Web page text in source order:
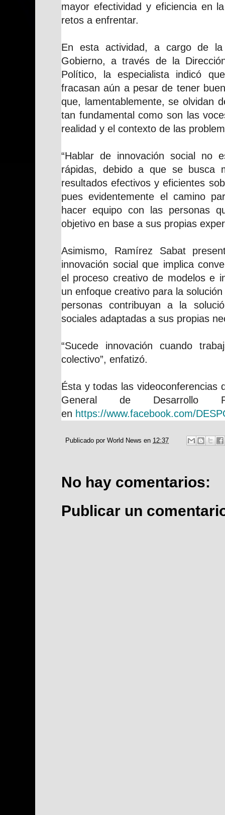
mayor efectividad y eficiencia en
retos a enfrentar.
En esta actividad, a cargo de
Gobierno, a través de la
Político, la especialista indicó
fracasan aún a pesar de tener
que, lamentablemente, se olvidan
tan fundamental como son las
realidad y el contexto de las
“Hablar de innovación social no
rápidas, debido a que se busca
resultados efectivos y eficientes
pues evidentemente el camino
hacer equipo con las personas
objetivo en base a sus propias
Asimismo, Ramírez Sabat
innovación social que implica
el proceso creativo de modelos e
un enfoque creativo para la
personas contribuyan a la
sociales adaptadas a sus propias
“Sucede innovación cuando
colectivo”, enfatizó.
Ésta y todas las videoconferencias
General de Desarrollo
en https://www.facebook.com/
Publicado por World News en 12:37
No hay comentarios:
Publicar un